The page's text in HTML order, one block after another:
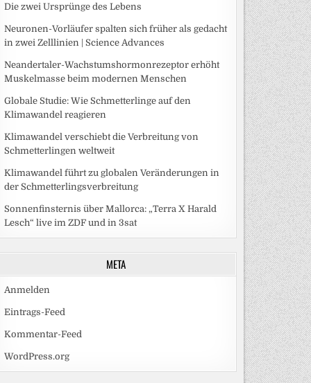
Die zwei Ursprünge des Lebens
Neuronen-Vorläufer spalten sich früher als gedacht
in zwei Zelllinien | Science Advances
Neandertaler-Wachstumshormonrezeptor erhöht
Muskelmasse beim modernen Menschen
Globale Studie: Wie Schmetterlinge auf den
Klimawandel reagieren
Klimawandel verschiebt die Verbreitung von
Schmetterlingen weltweit
Klimawandel führt zu globalen Veränderungen in
der Schmetterlingsverbreitung
Sonnenfinsternis über Mallorca: „Terra X Harald
Lesch“ live im ZDF und in 3sat
META
Anmelden
Eintrags-Feed
Kommentar-Feed
WordPress.org